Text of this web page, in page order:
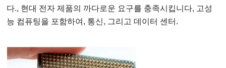
다., 현대 전자 제품의 까다로운 요구를 충족시킵니다, 고성
능 컴퓨팅을 포함하여, 통신, 그리고 데이터 센터.